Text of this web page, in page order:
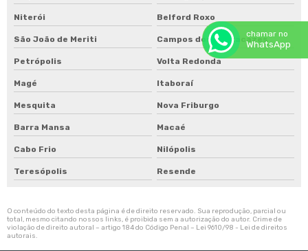
Niterói Belford Roxo
São João de Meriti Campos dos Goytacazes
Petrópolis Volta Redonda
Magé Itaboraí
Mesquita Nova Friburgo
Barra Mansa Macaé
Cabo Frio Nilópolis
Teresópolis Resende
O conteúdo do texto desta página é de direito reservado. Sua reprodução, parcial ou
total, mesmo citando nossos links, é proibida sem a autorização do autor. Crime de
violação de direito autoral – artigo 184 do Código Penal – Lei 9610/98 - Lei de direitos
autorais.
chamar no
WhatsApp